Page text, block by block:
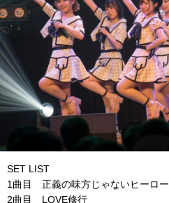
SET LIST
1曲目 正義の味方じゃないヒーロー
2曲目 LOVE修行